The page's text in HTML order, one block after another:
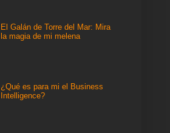
El Galán de Torre del Mar: Mira
la magia de mi melena
¿Qué es para mi el Business
Intelligence?